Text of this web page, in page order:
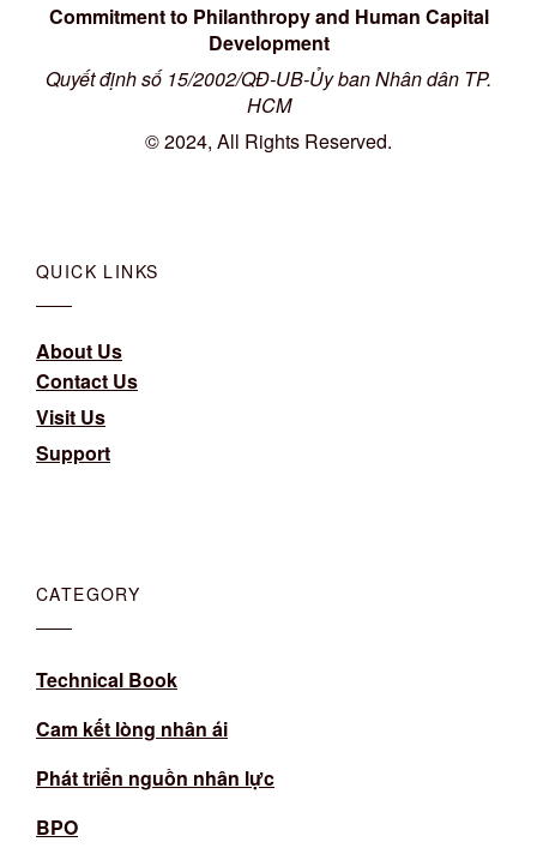
Commitment to Philanthropy and Human Capital
Development
Quyết định số 15/2002/QĐ-UB-Ủy ban Nhân dân TP.
HCM
© 2024, All Rights Reserved.
QUICK LINKS
About Us
Contact Us
Visit Us
Support
CATEGORY
Technical Book
Cam kết lòng nhân ái
Phát triển nguồn nhân lực
BPO